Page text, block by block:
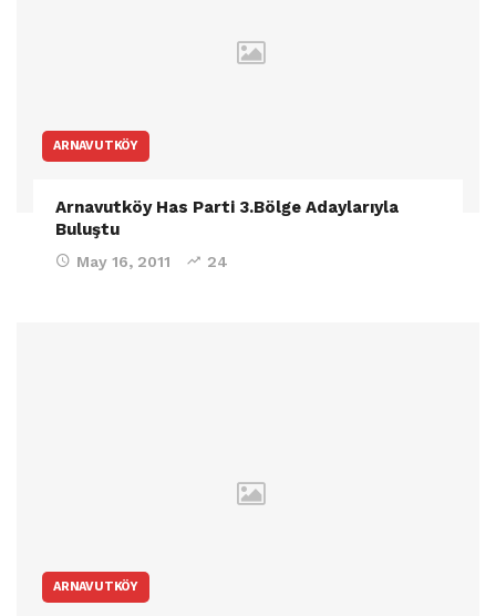
ARNAVUTKÖY
Arnavutköy Has Parti 3.Bölge Adaylarıyla
Buluştu
May 16, 2011 24
ARNAVUTKÖY